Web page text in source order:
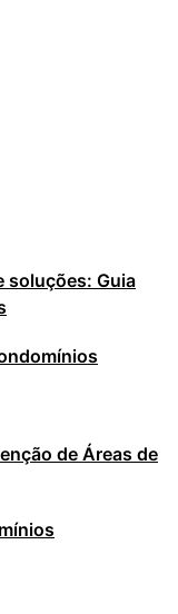
soluções: Guia
de Áreas de